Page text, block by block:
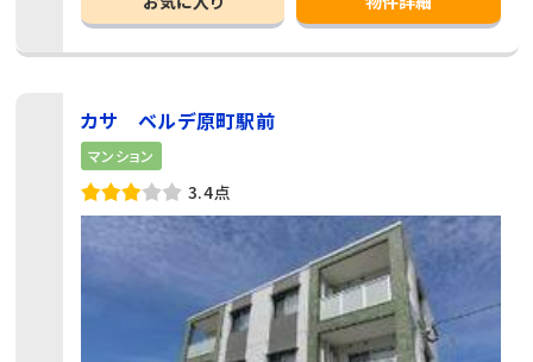
カサ ベルデ原町駅前
マンション
3.4点